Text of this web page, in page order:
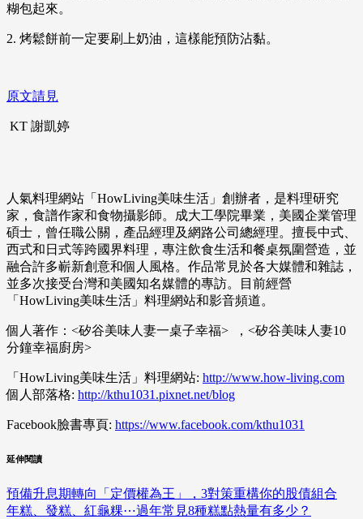
糊包起來。
2. 烤鬆餅前一定要刷上奶油，這樣能預防沾黏。
原文請見
KT 謝凱婷
人氣料理網站「HowLiving美味生活」創辦者，是料理研究
家，食譜作家和食物攝影師。成大工學院畢業，美國企業管理
碩士，曾任職公關，產品經理及網路公司總經理。擅長中式、
西式和日式等跨國界料理，專注飲食生活和餐桌氛圍營造，並
融合許多嶄新創意和個人風格。作品常見於各大媒體和雜誌，
並多次接受台灣和美國知名媒體的專訪。目前經營
「HowLiving美味生活」料理網站和影音頻道。
個人著作：<矽谷美味人妻一桌子幸福> ，<矽谷美味人妻10
分鐘幸福廚房>
「HowLiving美味生活」料理網站: http://www.how-living.com
個人部落格: http://kthu1031.pixnet.net/blog
Facebook臉書專頁: https://www.facebook.com/kthu1031
延伸閱讀
預備升息期轉向「定價權為王」，3對策重構你的股債組合
年糕、發糕、紅龜粿⋯過年常見8種糕點熱量有多少？